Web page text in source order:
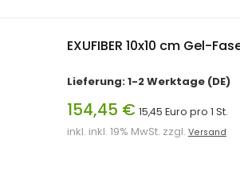
EXUFIBER 10x10 cm Gel-
Lieferung: 1-2 Werktage (DE)
154,45 € 15,45 Euro pro 1 St.
inkl. inkl. 19% MwSt. zzgl. Versand